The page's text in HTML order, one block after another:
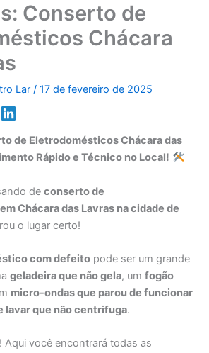
Conserto de
Chácara
Lar/17 de fevereiro de 2025
de Eletrodomésticos Chácara das
Rápido e Técnico no Local!
deconserto de
Chácara das Lavras na cidade de
o lugar certo!
com defeito pode ser um grande
geladeira que não gela, umfogão
micro-ondas que parou de funcionar
lavar que não centrifuga.
Aqui você encontrará todas as